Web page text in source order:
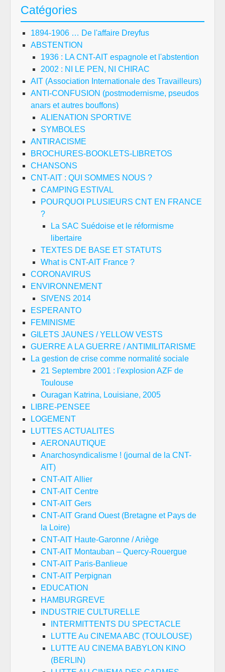
Catégories
1894-1906 … De l'affaire Dreyfus
ABSTENTION
1936 : LA CNT-AIT espagnole et l'abstention
2002 : NI LE PEN, NI CHIRAC
AIT (Association Internationale des Travailleurs)
ANTI-CONFUSION (postmodernisme, pseudos
anars et autres bouffons)
ALIENATION SPORTIVE
SYMBOLES
ANTIRACISME
BROCHURES-BOOKLETS-LIBRETOS
CHANSONS
CNT-AIT : QUI SOMMES NOUS ?
CAMPING ESTIVAL
POURQUOI PLUSIEURS CNT EN FRANCE
?
La SAC Suédoise et le réformisme
libertaire
TEXTES DE BASE ET STATUTS
What is CNT-AIT France ?
CORONAVIRUS
ENVIRONNEMENT
SIVENS 2014
ESPERANTO
FEMINISME
GILETS JAUNES / YELLOW VESTS
GUERRE A LA GUERRE / ANTIMILITARISME
La gestion de crise comme normalité sociale
21 Septembre 2001 : l'explosion AZF de
Toulouse
Ouragan Katrina, Louisiane, 2005
LIBRE-PENSEE
LOGEMENT
LUTTES ACTUALITES
AERONAUTIQUE
Anarchosyndicalisme ! (journal de la CNT-
AIT)
CNT-AIT Allier
CNT-AIT Centre
CNT-AIT Gers
CNT-AIT Grand Ouest (Bretagne et Pays de
la Loire)
CNT-AIT Haute-Garonne / Ariège
CNT-AIT Montauban – Quercy-Rouergue
CNT-AIT Paris-Banlieue
CNT-AIT Perpignan
EDUCATION
HAMBURGREVE
INDUSTRIE CULTURELLE
INTERMITTENTS DU SPECTACLE
LUTTE Au CINEMA ABC (TOULOUSE)
LUTTE AU CINEMA BABYLON KINO
(BERLIN)